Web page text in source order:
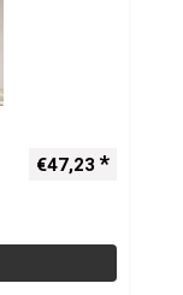
€47,23